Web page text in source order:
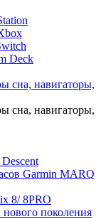
Deck
сна, навигаторы,
сна, навигаторы,
Garmin MARQ
8/ 8PRO
поколения